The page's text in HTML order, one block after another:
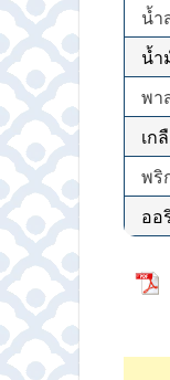
น้ำ
น้ำ
พา
เก
พริ
ออ